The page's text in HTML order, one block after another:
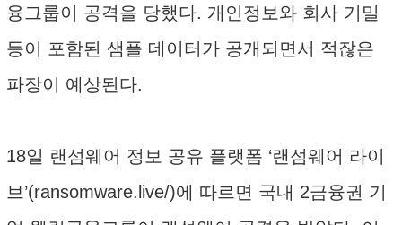
융그룹이 공격을 당했다. 개인정보와 회사 기밀
등이 포함된 샘플 데이터가 공개되면서 적잖은
파장이 예상된다.
18일 랜섬웨어 정보 공유 플랫폼 ‘랜섬웨어 라이
브’(ransomware.live/)에 따르면 국내 2금융권 기